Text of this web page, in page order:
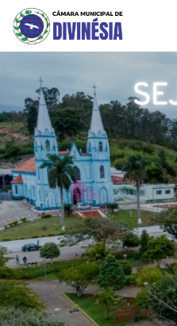
EDITAIS DE CONVOCAÇÃO
TRANSPARÊNCIA
LEGISLAÇÃO
LICITAÇÃO